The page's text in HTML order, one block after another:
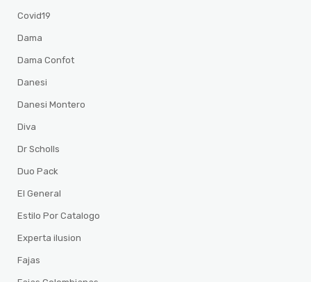
Covid19
Dama
Dama Confot
Danesi
Danesi Montero
Diva
Dr Scholls
Duo Pack
El General
Estilo Por Catalogo
Experta ilusion
Fajas